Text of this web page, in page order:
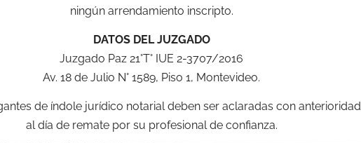
ningún arrendamiento inscripto.
DATOS DEL JUZGADO
Juzgado Paz 21°T° IUE 2-3707/2016
Av. 18 de Julio N° 1589, Piso 1, Montevideo.
de índole jurídico notarial deben ser aclaradas con anterioridad
al día de remate por su profesional de confianza.